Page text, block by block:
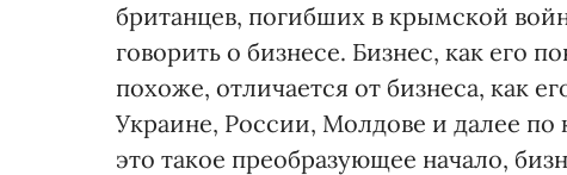
британцев, погибших в крымской
говорить о бизнесе. Бизнес, как его
похоже, отличается от бизнеса, как
Украине, России, Молдове и далее
это такое преобразующее начало,